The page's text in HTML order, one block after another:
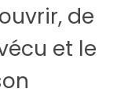
de
et le